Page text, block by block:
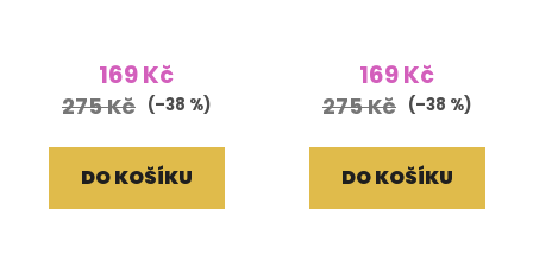
169 Kč
275 Kč (–38 %)
DO KOŠÍKU
169 Kč
275 Kč (–38 %)
DO KOŠÍKU